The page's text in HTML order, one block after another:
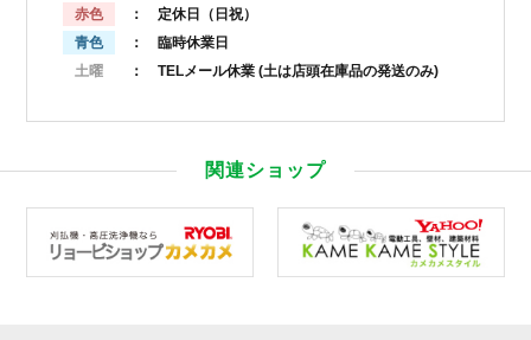
赤色
： 定休日（日祝）
青色
： 臨時休業日
土曜
： TELメール休業 (土は店頭在庫品の発送のみ)
関連ショップ